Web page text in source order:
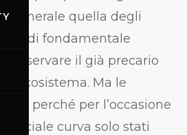
generale quella degli
è di fondamentale
preservare il già precario
ecosistema. Ma le
perché per l’occasione
speciale curva solo stati